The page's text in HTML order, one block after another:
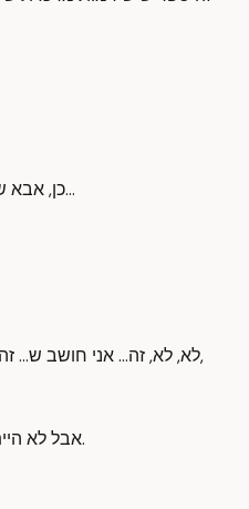
כן, אבא שכוונוותיו טובות, אבל לא ממש יודע...
לא, לא, זה... אני חושב ש... זה לא שאבא שלי היה אבא סטנדרטי,
אבל לא הייתה לי איזו חוויה כזאת עם אבא שלי.